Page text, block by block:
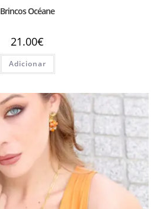
Brincos Océane
21.00€
Adicionar